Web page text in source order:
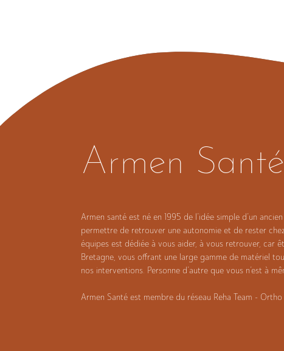
Armen
Armen santé est né en 1995 de l’idée simple d’un
permettre de retrouver une autonomie et de rester
équipes est dédiée à vous aider, à vous retrouver, car
Bretagne, vous offrant une large gamme de matériel
nos interventions. Personne d’autre que vous n’est à
Armen Santé est membre du réseau Reha Team -